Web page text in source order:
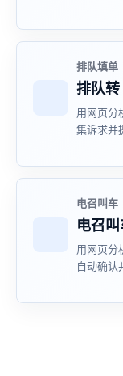
排队填单
排队
用网页分
集诉求并
电召叫车
电召
用网页分
自动确认